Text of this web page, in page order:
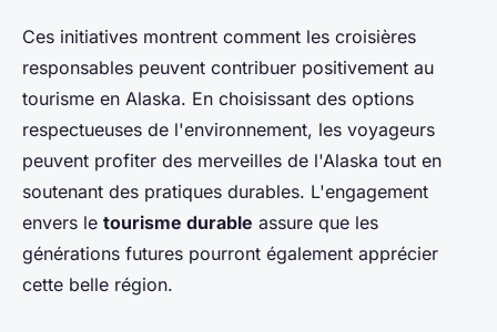
Ces initiatives montrent comment les croisières
responsables peuvent contribuer positivement au
tourisme en Alaska. En choisissant des options
respectueuses de l'environnement, les voyageurs
peuvent profiter des merveilles de l'Alaska tout en
soutenant des pratiques durables. L'engagement
envers le tourisme durable assure que les
générations futures pourront également apprécier
cette belle région.